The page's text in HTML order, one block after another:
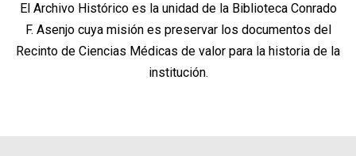
El Archivo Histórico es la unidad de la Biblioteca Conrado
F. Asenjo cuya misión es preservar los documentos del
Recinto de Ciencias Médicas de valor para la historia de la
institución.